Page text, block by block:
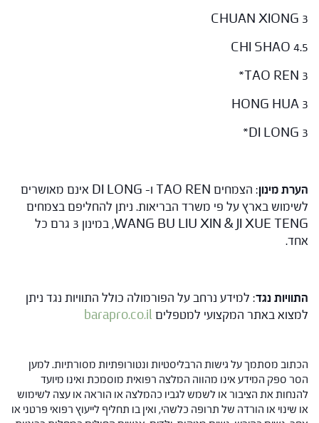
CHUAN XIONG 3
CHI SHAO 4.5
TAO REN 3*
HONG HUA 3
DI LONG 3*
הערת מינון
: הצמחים TAO REN ו- DI LONG אינם מאושרים
לשימוש בארץ על פי משרד הבריאות. ניתן להחליפם בצמחים
WANG BU LIU XIN & JI XUE TENG, במינון 3 גרם כל
אחד.
התוויות נגד: למידע נרחב על הפורמולה כולל התוויות נגד ניתן
למצוא באתר המקצועי למטפליםbarapro.co.il
הכתוב מסתמך על גישות הרבליסטיות ונטורופתיות מסורתיות. למען
הסר ספק המידע אינו מהווה המלצה רפואית מוסמכת ואינו מיועד
להנחות את הציבור או לשמש לגביו כהמלצה או הוראה או עצה לשימוש
או שינוי או הורדה של תרופה כלשהי, ואין בו תחליף לייעוץ רפואי פרטני או